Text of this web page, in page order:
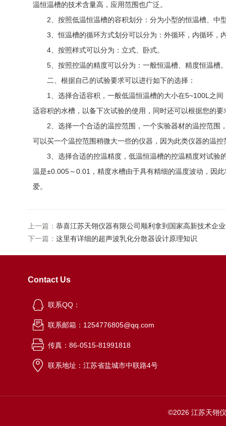
温恒温槽的技术含量高，应用范围也广泛。
2、按照低温恒温槽的容积划分：分为小型的恒温槽、中
3、恒温槽的循环方式划分可以分为：外循环，内循环，
4、按照样式可以分为：立式、卧式。
5、按照控温的精度可以分为：一般恒温槽、精度恒温槽
二、根据自己的试验要求可以进行如下的选择：
1、选择合适容积，一般低温恒温槽的大小在5~100L之间
适容积的水槽，以备下次试验的使用，同时还可以根据您的要
2、选择一个合适的温控范围，一个实验器材的温控范围，
可以买一个温控范围稍微大一些的仪器，因为此类仪器的温
3、选择合适的控温精度，低温恒温槽的控温精度对试验
温是±0.005～0.01，精度水槽由于具有精细的温度波动，因
爱。
上一篇： 恭喜江苏天翎仪器有限公司顺利拿到国家高新技术企
下一篇： 这里有详细的超声波乳化分散器设计原理知识
Contact Us
联系QQ：
联系邮箱：1254776805@qq.com
传真：86-0515-81991818
联系地址：江苏省盐城市中联路4号
©2026 江苏天翎